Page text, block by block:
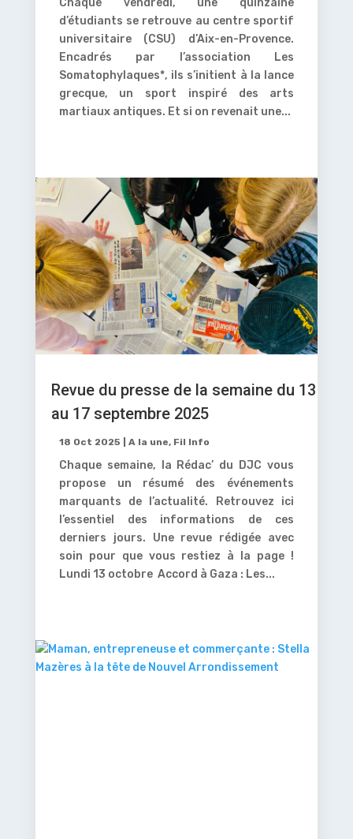
Chaque vendredi, une quinzaine
d’étudiants se retrouve au centre sportif
universitaire (CSU) d’Aix-en-Provence.
Encadrés par l’association Les
Somatophylaques*, ils s’initient à la lance
grecque, un sport inspiré des arts
martiaux antiques. Et si on revenait une...
Revue du presse de la semaine du 13
au 17 septembre 2025
18 Oct 2025 A la une, Fil Info
Chaque semaine, la Rédac’ du DJC vous
propose un résumé des événements
marquants de l’actualité. Retrouvez ici
l’essentiel des informations de ces
derniers jours. Une revue rédigée avec
soin pour que vous restiez à la page !
Lundi 13 octobre Accord à Gaza : Les...